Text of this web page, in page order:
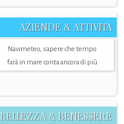
AZIENDE & ATTIVITÀ
Navimeteo, sapere che tempo
farà in mare conta ancora di più
BELLEZZA & BENESSERE